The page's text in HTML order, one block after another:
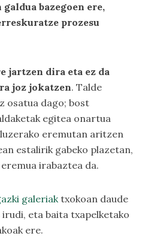
bazegoen ere,
prozesu
jartzen dira eta ez da
joz jokatzen. Talde
osatua dago; bost
egitea onartua
eremutan aritzen
estalirik gabeko plazetan,
irabaztea da.
galeriaktxokoan daude
eta baita txapelketako
ere.